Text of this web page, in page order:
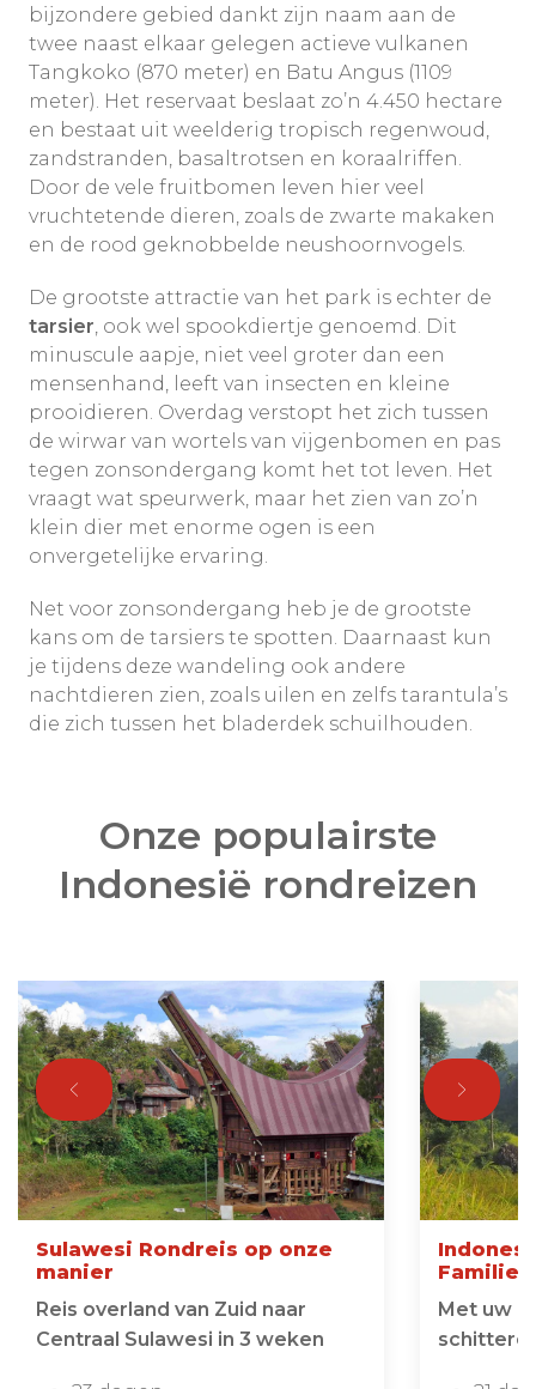
bijzondere gebied dankt zijn naam aan de
twee naast elkaar gelegen actieve vulkanen
Tangkoko (870 meter) en Batu Angus (1109
meter). Het reservaat beslaat zo’n 4.450 hectare
en bestaat uit weelderig tropisch regenwoud,
zandstranden, basaltrotsen en koraalriffen.
Door de vele fruitbomen leven hier veel
vruchtetende dieren, zoals de zwarte makaken
en de rood geknobbelde neushoornvogels.
De grootste attractie van het park is echter de
tarsier, ook wel spookdiertje genoemd. Dit
minuscule aapje, niet veel groter dan een
mensenhand, leeft van insecten en kleine
prooidieren. Overdag verstopt het zich tussen
de wirwar van wortels van vijgenbomen en pas
tegen zonsondergang komt het tot leven. Het
vraagt wat speurwerk, maar het zien van zo’n
klein dier met enorme ogen is een
onvergetelijke ervaring.
Net voor zonsondergang heb je de grootste
kans om de tarsiers te spotten. Daarnaast kun
je tijdens deze wandeling ook andere
nachtdieren zien, zoals uilen en zelfs tarantula’s
die zich tussen het bladerdek schuilhouden.
Onze populairste
Indonesië rondreizen
Sulawesi Rondreis op onze
manier
Reis overland van Zuid naar
Centraal Sulawesi in 3 weken
Met uw